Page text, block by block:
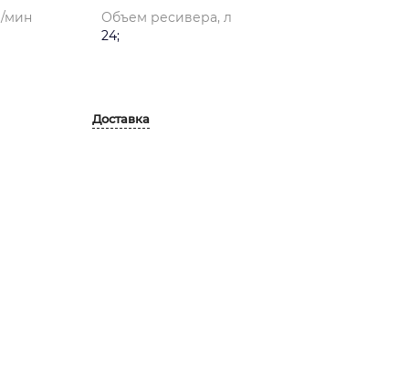
мин
Объем ресивера, л
24;
Доставка